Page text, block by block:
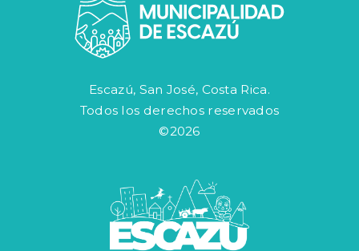
Escazú, San José, Costa Rica.
Todos los derechos reservados
©2026